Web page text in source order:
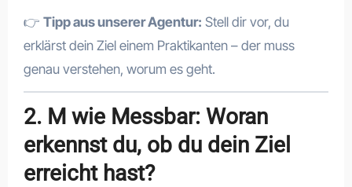
👉 Tipp aus unserer Agentur: Stell dir vor, du
erklärst dein Ziel einem Praktikanten – der muss
genau verstehen, worum es geht.
2. M wie Messbar: Woran
erkennst du, ob du dein Ziel
erreicht hast?